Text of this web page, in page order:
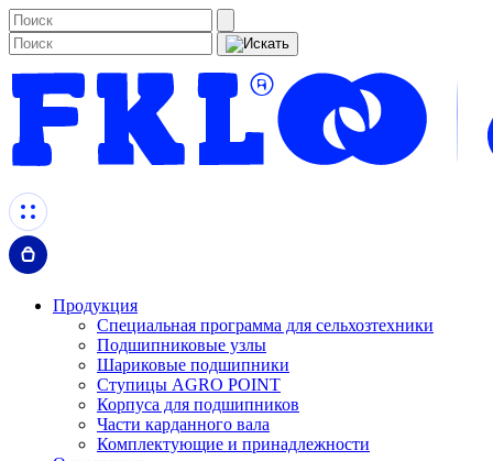
Продукция
Специальная программа для сельхозтехники
Подшипниковые узлы
Шариковые подшипники
Ступицы AGRO POINT
Корпуса для подшипников
Части карданного вала
Комплектующие и принадлежности